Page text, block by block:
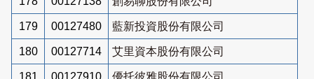
179 00127480 藍新投資股份有限公司
180 00127714 艾里資本股份有限公司
181 00127910 優托彼雅股份有限公司